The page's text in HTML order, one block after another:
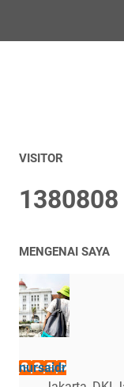
VISITOR
1380808
MENGENAI SAYA
nursaidr